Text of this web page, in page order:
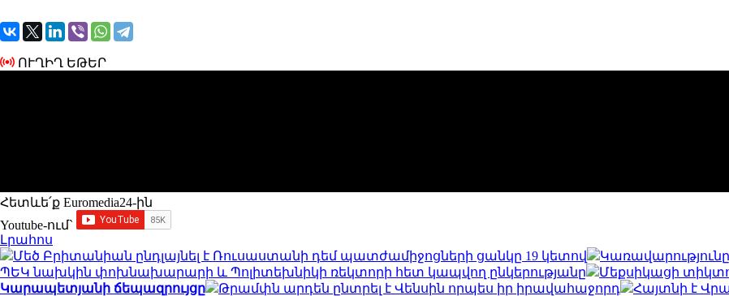
ՈՒՂԻՂ ԵԹԵՐ
Հետևե՛ք Euromedia24-ին
Youtube-ում`
Լրահոս
Մեծ Բրիտանիան ընդլայնել է Ռուսաստանի դեմ պատժամիջոցների ցանկը 19 կետով
ՊԵԿ նախկին փոխնախարարի և Պոլիտեխնիկի ռեկտորի հետ կապվող ընկերությանը
Մեքսիկացի
Կարապետյանի ճեպազրույցը
Թրամփն արդեն ընտրել է Վենսին որպես իր իրավահաջորդ
Հայտնի է